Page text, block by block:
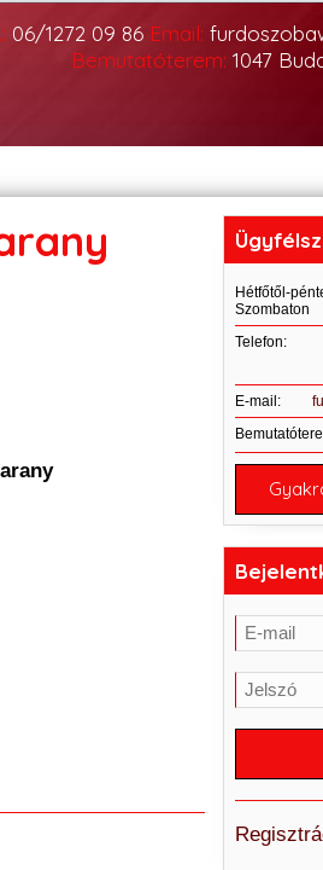
06/1272 09 86 Email:
Bemutatóterem: 1047
Hétfőtől-
Szombaton
Telefon:
E-mail: